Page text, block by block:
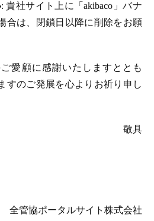
: 貴社サイト上に「akibaco」バナ
合は、閉鎖日以降に削除をお願
愛顧に感謝いたしますととも
すのご発展を心よりお祈り申し
敬具
全管協ポータルサイト株式会社